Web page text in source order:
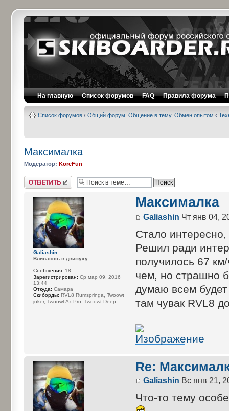
На главную Список форумов FAQ Правила форума
Список форумов ‹ Общий форум. Общение в тему, Обмен опытом ‹
Максималка
Модератор: KoreFun
Ответить
Максималка
Galiashin Чт янв 04,
Стало интересно,
Решил ради
получилось 67
чем, но страшно
думаю всем
там чувак RVL8
Galiashin
Вливаюсь в движуху
Сообщения: 18
Зарегистрирован: Ср мар 09, 2016
13:44
Откуда: Самара
Cкиборды: RVL8 Rumspringa, Twoowt
joker, Twoowt Ax Pro, Twoowt Deep
Re:
Galiashin Вс янв 21,
Что-то тему